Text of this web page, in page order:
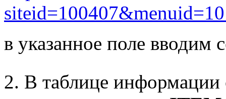
в указанное поле вводим
2. В таблице информации